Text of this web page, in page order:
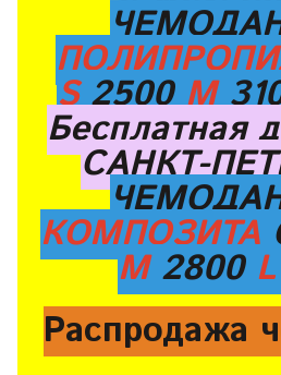
S2500M
Бесплатная
САНКТ-
КОМПОЗИТА
M2800 L
Распродажа